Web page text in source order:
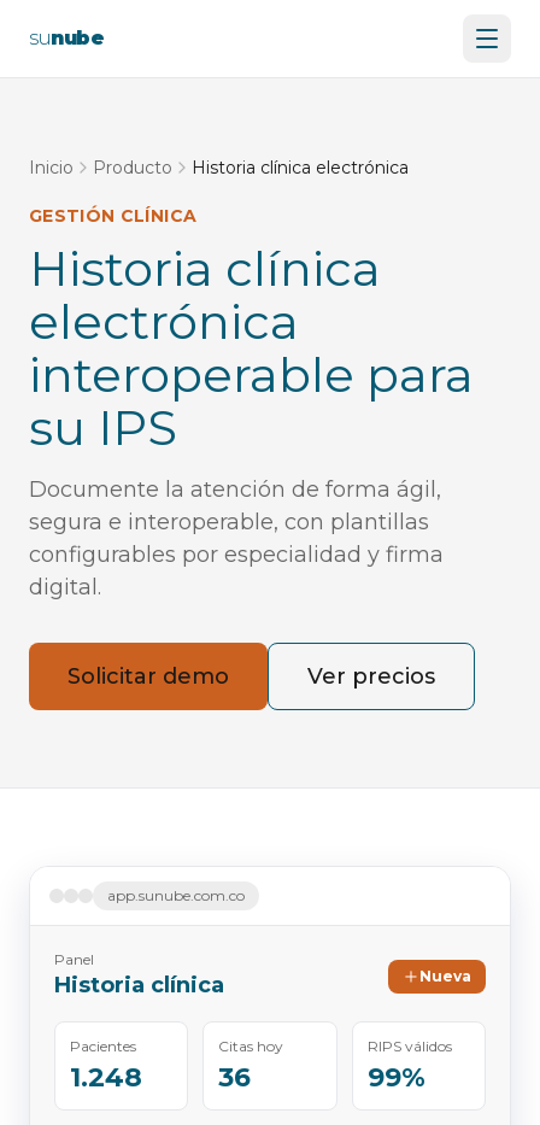
sunube
Inicio Producto Historia clínica electrónica
GESTIÓN CLÍNICA
Historia clínica
electrónica
interoperable para
su IPS
Documente la atención de forma ágil,
segura e interoperable, con plantillas
configurables por especialidad y firma
digital.
Solicitar demo Ver precios
app.sunube.com.co
Panel
Historia clínica Nueva
Pacientes
1.248
Citas hoy
36
RIPS válidos
99%